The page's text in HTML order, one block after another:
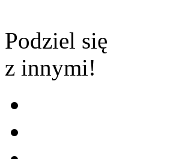
Podziel się
z innymi!